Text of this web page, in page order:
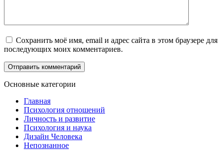
Сохранить моё имя, email и адрес сайта в этом браузере для
последующих моих комментариев.
Основные категории
Главная
Психология отношений
Личность и развитие
Психология и наука
Дизайн Человека
Непознанное